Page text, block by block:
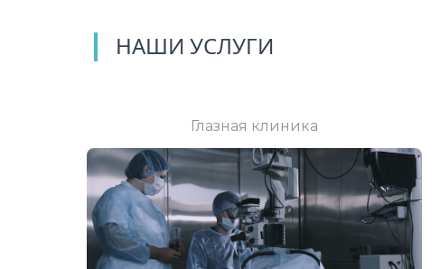
НАШИ УСЛУГИ
Глазная клиника